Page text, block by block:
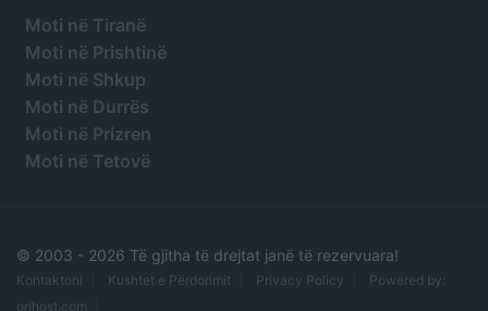
Moti në Tiranë
Moti në Prishtinë
Moti në Shkup
Moti në Durrës
Moti në Prizren
Moti në Tetovë
© 2003 - 2026 Të gjitha të drejtat janë të rezervuara!
Kontaktoni Kushtet e Përdorimit Privacy Policy
Powered by:
orihost.com